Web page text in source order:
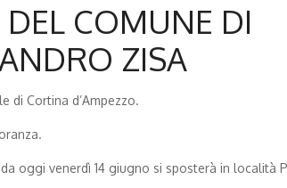
DEL COMUNE DI
ZISA
di Cortina d’Ampezzo.
oggi venerdì 14 giugno si sposterà in località